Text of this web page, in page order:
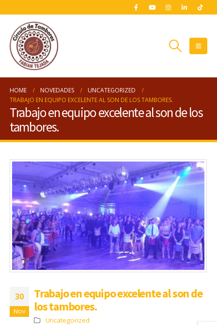
HOME NOVEDADES
UNCATEGORIZED
TRABAJO EN EQUIPO EXCELENTE AL SON DE LOS TAMBORES.
Trabajo en equipo excelente al son de los
tambores.
30
Nov
Trabajo en equipo excelente al son de
los tambores.
Uncategorized